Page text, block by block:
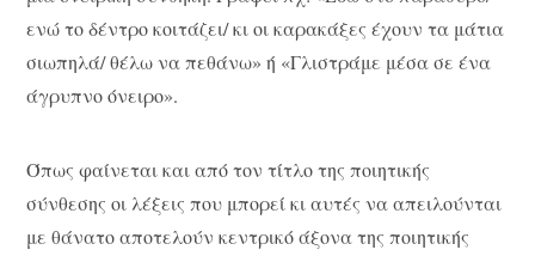
ενώ το δέντρο κοιτάζει/ κι οι καρακάξες έχουν τα μάτια
σιωπηλά/ θέλω να πεθάνω» ή «Γλιστράμε μέσα σε ένα
άγρυπνο όνειρο».
Όπως φαίνεται και από τον τίτλο της ποιητικής
σύνθεσης οι λέξεις που μπορεί κι αυτές να απειλούνται
με θάνατο αποτελούν κεντρικό άξονα της ποιητικής